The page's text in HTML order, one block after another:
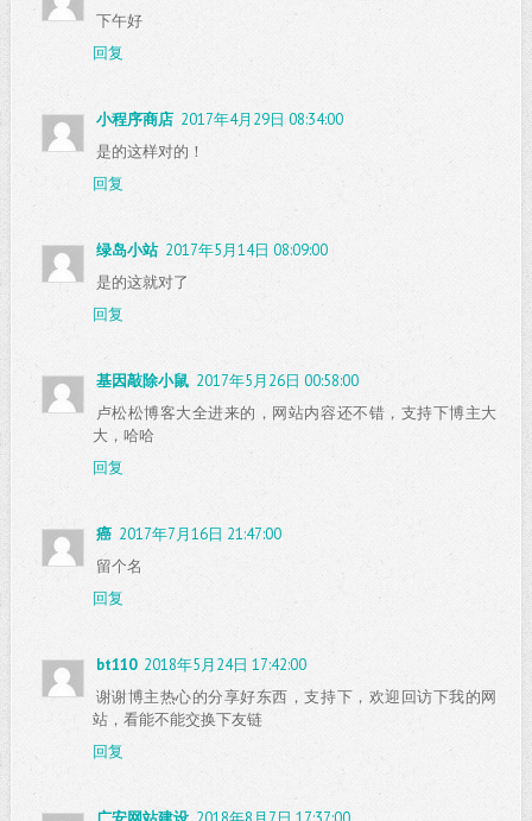
下午好
回复
小程序商店 2017年4月29日 08:34:00
是的这样对的！
回复
绿岛小站 2017年5月14日 08:09:00
是的这就对了
回复
基因敲除小鼠 2017年5月26日 00:58:00
卢松松博客大全进来的，网站内容还不错，支持下博主大
大，哈哈
回复
癌 2017年7月16日 21:47:00
留个名
回复
bt110 2018年5月24日 17:42:00
谢谢博主热心的分享好东西，支持下，欢迎回访下我的网
站，看能不能交换下友链
回复